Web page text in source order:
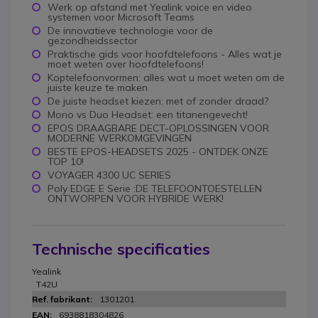
Werk op afstand met Yealink voice en video
systemen voor Microsoft Teams
De innovatieve technologie voor de
gezondheidssector
Praktische gids voor hoofdtelefoons - Alles wat je
moet weten over hoofdtelefoons!
Koptelefoonvormen: alles wat u moet weten om de
juiste keuze te maken
De juiste headset kiezen: met of zonder draad?
Mono vs Duo Headset: een titanengevecht!
EPOS DRAAGBARE DECT-OPLOSSINGEN VOOR
MODERNE WERKOMGEVINGEN
BESTE EPOS-HEADSETS 2025 - ONTDEK ONZE
TOP 10!
VOYAGER 4300 UC SERIES
Poly EDGE E Serie :DE TELEFOONTOESTELLEN
ONTWORPEN VOOR HYBRIDE WERK!
Technische specificaties
Yealink
T42U
1301201
6938818304826